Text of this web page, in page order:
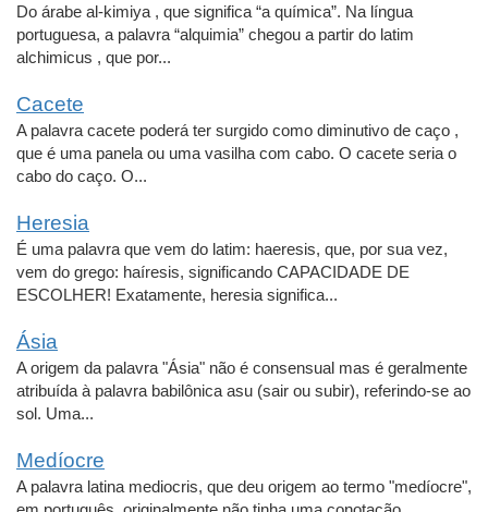
Do árabe al-kimiya , que significa “a química”. Na língua
portuguesa, a palavra “alquimia” chegou a partir do latim
alchimicus , que por...
Cacete
A palavra cacete poderá ter surgido como diminutivo de caço ,
que é uma panela ou uma vasilha com cabo. O cacete seria o
cabo do caço. O...
Heresia
É uma palavra que vem do latim: haeresis, que, por sua vez,
vem do grego: haíresis, significando CAPACIDADE DE
ESCOLHER! Exatamente, heresia significa...
Ásia
A origem da palavra "Ásia" não é consensual mas é geralmente
atribuída à palavra babilônica asu (sair ou subir), referindo-se ao
sol. Uma...
Medíocre
A palavra latina mediocris, que deu origem ao termo "medíocre",